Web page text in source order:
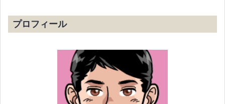
プロフィール